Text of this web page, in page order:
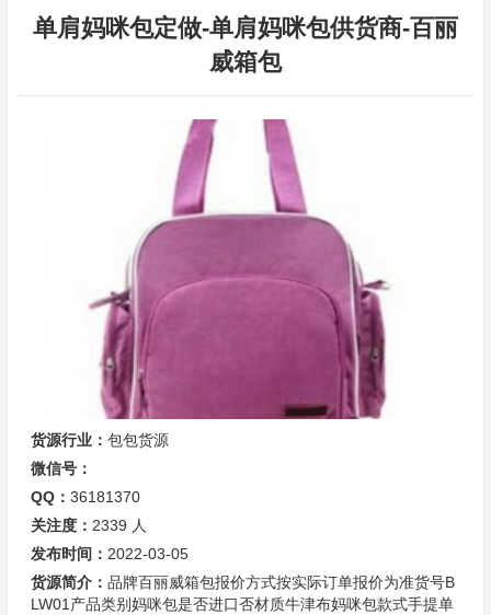
单肩妈咪包定做-单肩妈咪包供货商-百丽
威箱包
货源行业： 包包货源
微信号：
QQ： 36181370
关注度： 2339 人
发布时间： 2022-03-05
货源简介： 品牌百丽威箱包报价方式按实际订单报价为准货号B
LW01产品类别妈咪包是否进口否材质牛津布妈咪包款式手提单